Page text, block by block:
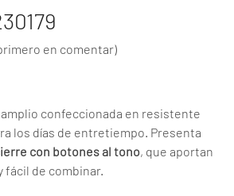
en comentar)
€.
confeccionada en resistente
los días de entretiempo. Presenta
con botones al tono, que aportan
fácil de combinar.